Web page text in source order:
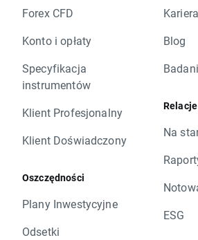
Forex CFD
Konto i opłaty
Specyfikacja
instrumentów
Klient Profesjonalny
Klient Doświadczony
Oszczędności
Plany Inwestycyjne
Odsetki
Kariera
Blog
Na
ESG